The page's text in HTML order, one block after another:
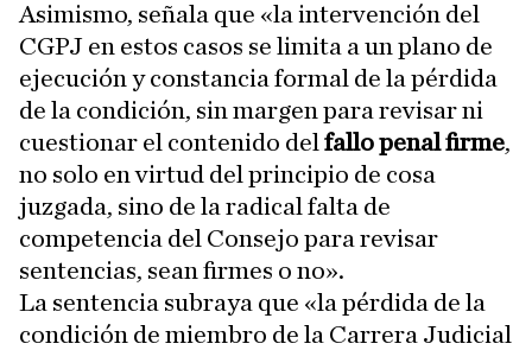
Asimismo, señala que «la intervención del
CGPJ en estos casos se limita a un plano de
ejecución y constancia formal de la pérdida
de la condición, sin margen para revisar ni
cuestionar el contenido del fallo penal firme,
no solo en virtud del principio de cosa
juzgada, sino de la radical falta de
competencia del Consejo para revisar
sentencias, sean firmes o no».
La sentencia subraya que «la pérdida de la
condición de miembro de la Carrera Judicial